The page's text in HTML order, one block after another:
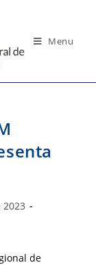
Menu
de